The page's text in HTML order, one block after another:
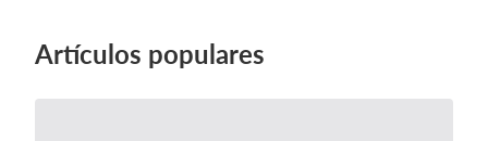
Artículos populares